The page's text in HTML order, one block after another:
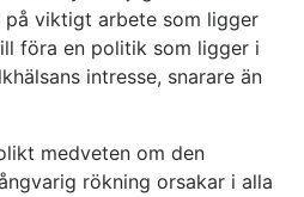
på viktigt arbete som ligger
föra en politik som ligger i
intresse, snarare än
medveten om den
rökning orsakar i alla